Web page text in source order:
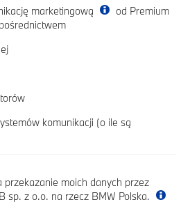
marketingową
od Premium
komunikacji (o ile są
przekazanie moich danych przez
sp. z o.o. na rzecz BMW Polska.